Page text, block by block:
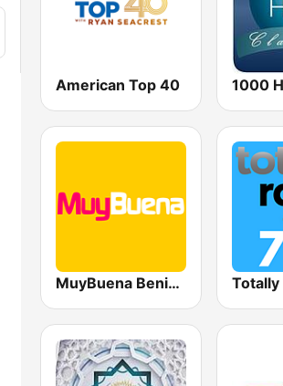
American Top 40
MuyBuena Benidorm Totally